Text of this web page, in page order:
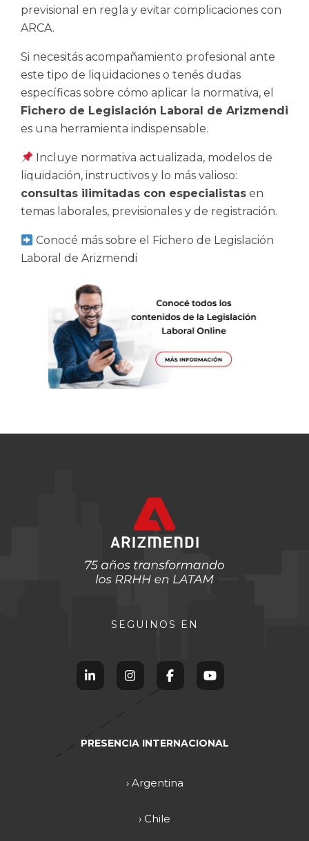
previsional en regla y evitar complicaciones con
ARCA.
Si necesitás acompañamiento profesional ante
este tipo de liquidaciones o tenés dudas
específicas sobre cómo aplicar la normativa, el
Fichero de Legislación Laboral de Arizmendi
es una herramienta indispensable.
Incluye normativa actualizada, modelos de
liquidación, instructivos y lo más valioso:
consultas ilimitadas con especialistas en
temas laborales, previsionales y de registración.
Conocé más sobre el Fichero de Legislación
Laboral de Arizmendi
SEGUINOS EN
PRESENCIA INTERNACIONAL
› Argentina
› Chile